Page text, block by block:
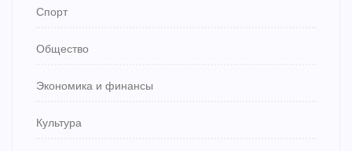
Спорт
Общество
Экономика и финансы
Культура